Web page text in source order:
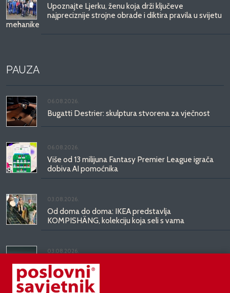
Upoznajte Ljerku, ženu koja drži ključeve
najpreciznije strojne obrade i diktira pravila u svijetu
mehanike
PAUZA
06.08.2026.
Bugatti Destrier: skulptura stvorena za vječnost
06.08.2026.
Više od 13 milijuna Fantasy Premier League igrača
dobiva AI pomoćnika
03.08.2026.
Od doma do doma: IKEA predstavlja
KOMPISHÄNG, kolekciju koja seli s vama
03.08.2026.
Kineski BYD predstavio luksuznu limuzinu veću od
Mercedesove S-klase, obećava domet do 1.000
kilometara